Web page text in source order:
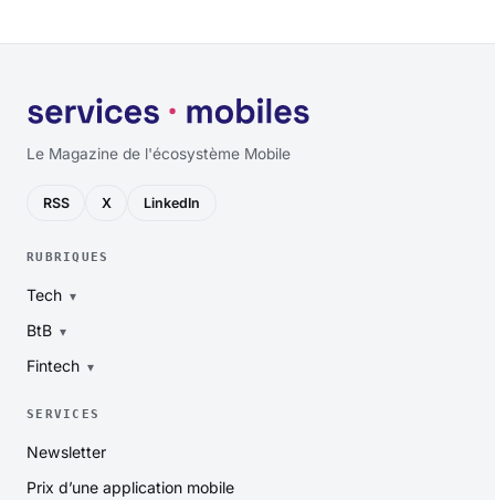
Le Magazine de l'écosystème Mobile
RSS X LinkedIn
RUBRIQUES
Tech
BtB
Fintech
SERVICES
Newsletter
Prix d’une application mobile